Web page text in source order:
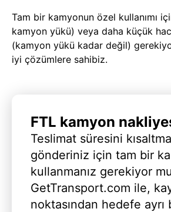
Tam bir kamyonun özel kullanımı
kamyon yükü) veya daha küçük
(kamyon yükü kadar değil)
iyi çözümlere sahibiz.
FTL kamyon
Teslimat süresini
gönderiniz için tam bir
kullanmanız gerekiyor
GetTransport.com ile,
noktasından hedefe ayrı